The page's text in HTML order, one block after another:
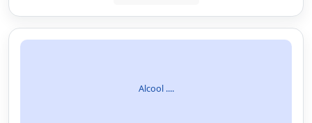
Alcool ....